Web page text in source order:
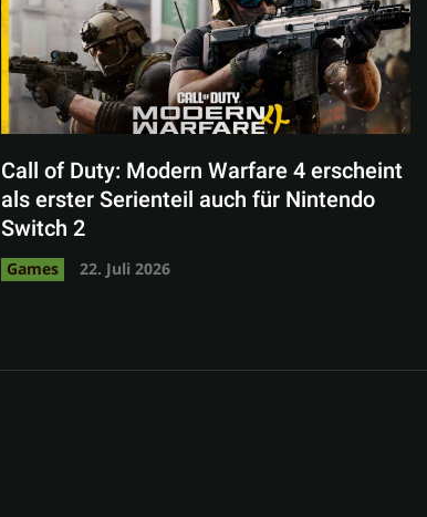
Call of Duty: Modern Warfare 4 erscheint
als erster Serienteil auch für Nintendo
Switch 2
Games 22. Juli 2026